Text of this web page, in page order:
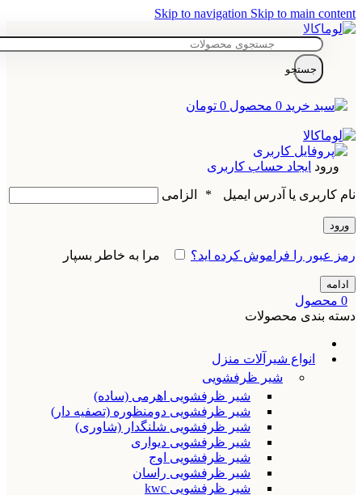
Skip to navigation Skip to main content
جستجو
0 محصول 0 تومان
ورود ایجاد حساب کاربری
نام کاربری یا آدرس ایمیل * الزامی
ورود
رمز عبور را فراموش کرده اید؟ مرا به خاطر بسپار
ادامه
0 محصول
دسته بندی محصولات
انواع شیرآلات منزل
شیر ظرفشویی
شیر ظرفشویی اهرمی (ساده)
شیر ظرفشویی دومنظوره (تصفیه دار)
شیر ظرفشویی شلنگدار (شاوری)
شیر ظرفشویی دیواری
شیر ظرفشویی اوج
شیر ظرفشویی راسان
شیر ظرفشویی kwc